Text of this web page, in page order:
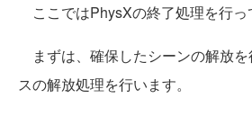
ここではPhysXの終了処理を行っ
まずは、確保したシーンの解放を
スの解放処理を行います。